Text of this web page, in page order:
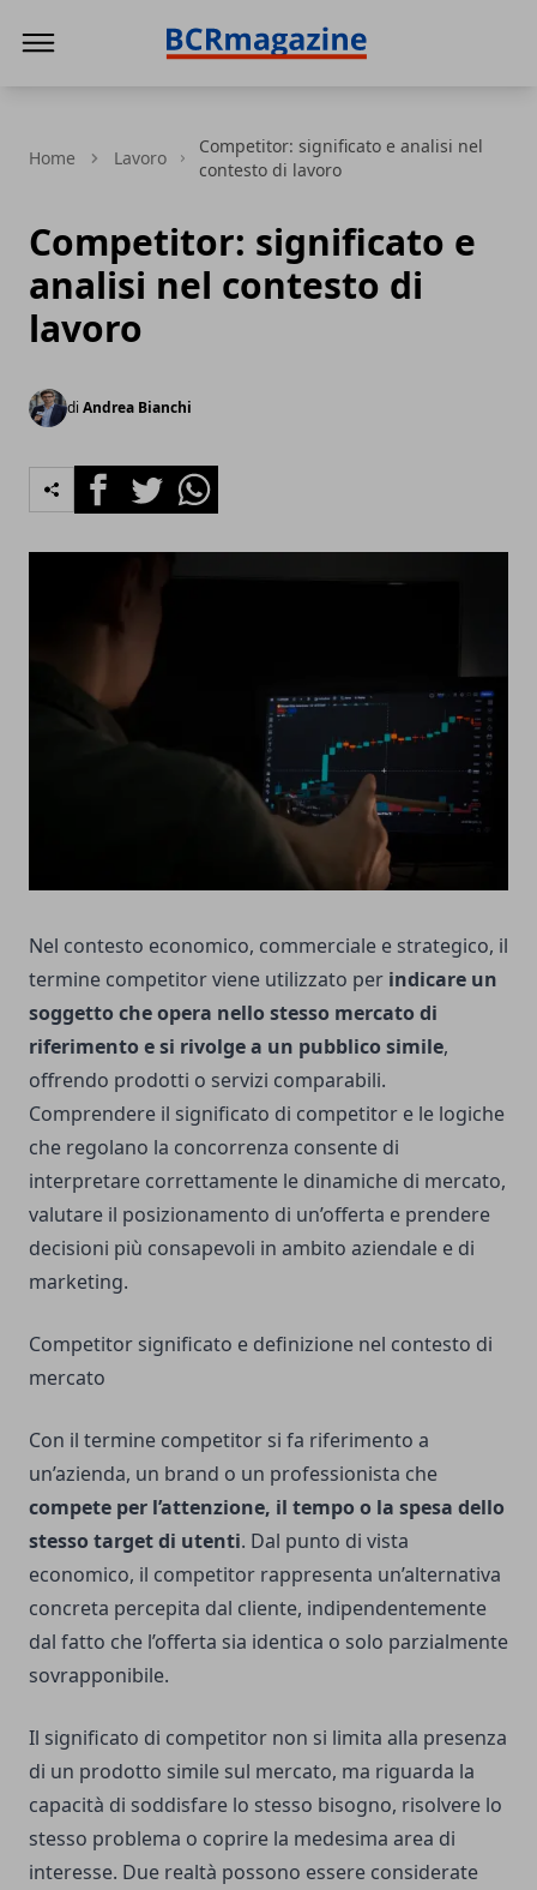
Home Lavoro
Competitor: significato e analisi nel
contesto di lavoro
Competitor: significato e
analisi nel contesto di
lavoro
di Andrea Bianchi
FacebookTwitterWhatsapp
Nel contesto economico, commerciale e strategico, il
termine competitor viene utilizzato per indicare un
soggetto che opera nello stesso mercato di
riferimento e si rivolge a un pubblico simile,
offrendo prodotti o servizi comparabili.
Comprendere il significato di competitor e le logiche
che regolano la concorrenza consente di
interpretare correttamente le dinamiche di mercato,
valutare il posizionamento di un’offerta e prendere
decisioni più consapevoli in ambito aziendale e di
marketing.
Competitor significato e definizione nel contesto di
mercato
Con il termine competitor si fa riferimento a
un’azienda, un brand o un professionista che
compete per l’attenzione, il tempo o la spesa dello
stesso target di utenti. Dal punto di vista
economico, il competitor rappresenta un’alternativa
concreta percepita dal cliente, indipendentemente
dal fatto che l’offerta sia identica o solo parzialmente
sovrapponibile.
Il significato di competitor non si limita alla presenza
di un prodotto simile sul mercato, ma riguarda la
capacità di soddisfare lo stesso bisogno, risolvere lo
stesso problema o coprire la medesima area di
interesse. Due realtà possono essere considerate